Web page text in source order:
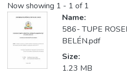
Now showing 1 - 1 of 1
Name:
586- TUPE
BELÉN.pdf
Size:
1.23 MB